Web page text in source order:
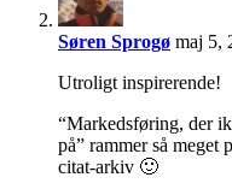
Søren Sprogø maj 5,
Utroligt inspirerende!
“Markedsføring, der
på” rammer så meget
citat-arkiv 🙂